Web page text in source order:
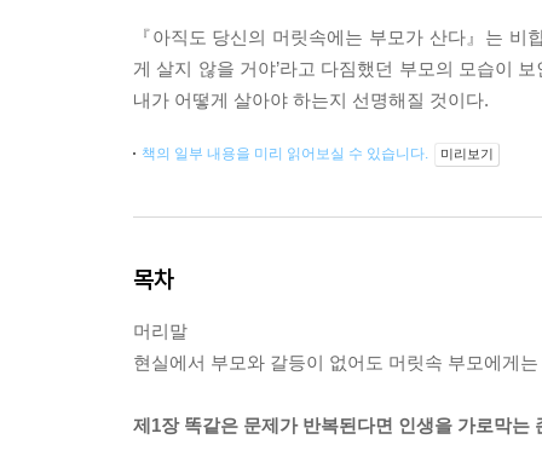
『아직도 당신의 머릿속에는 부모가 산다』는
게 살지 않을 거야’라고 다짐했던 부모의 모습이
내가 어떻게 살아야 하는지 선명해질 것이다.
책의 일부 내용을 미리 읽어보실 수 있습니다. 미리보기
목차
머리말
현실에서 부모와 갈등이 없어도 머릿속 부모에게
제1장 똑같은 문제가 반복된다면 인생을 가로막는